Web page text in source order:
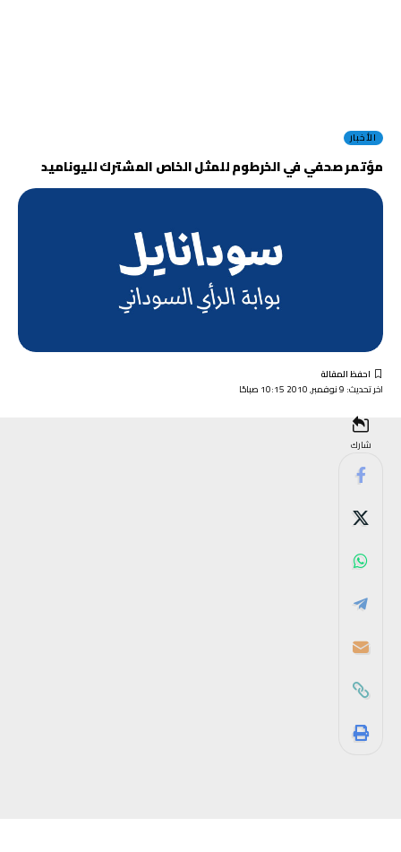
الأخبار
مؤتمر صحفي في الخرطوم للمثل الخاص المشترك لليوناميد
اخر تحديث: 9 نوفمبر, 2010 10:15 صباحًا
شارك